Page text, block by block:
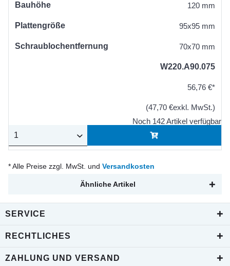
Bauhöhe 120 mm
Plattengröße 95x95 mm
Schraublochentfernung 70x70 mm
W220.A90.075
56,76 €*
(47,70 €exkl. MwSt.)
Noch 142 Artikel verfügbar
* Alle Preise zzgl. MwSt. und Versandkosten
Ähnliche Artikel
SERVICE
RECHTLICHES
ZAHLUNG UND VERSAND